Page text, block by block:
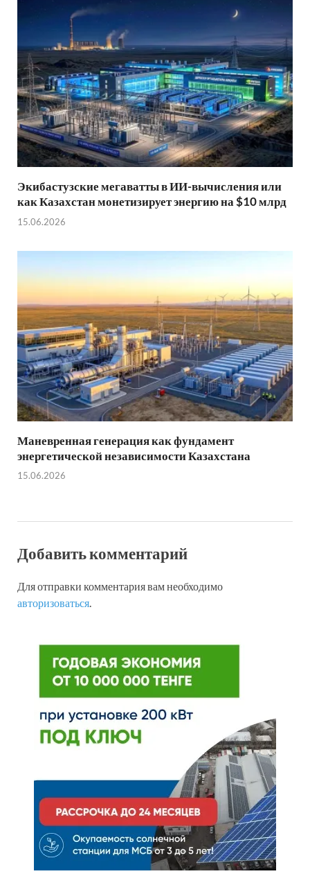
Экибастузские мегаватты в ИИ-вычисления или
как Казахстан монетизирует энергию на $10 млрд
15.06.2026
Маневренная генерация как фундамент
энергетической независимости Казахстана
15.06.2026
Добавить комментарий
Для отправки комментария вам необходимо
авторизоваться.